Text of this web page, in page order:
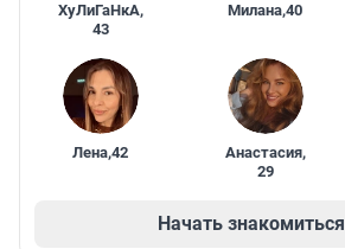
ХуЛиГаНкА,
43
Милана,40
Лена,42 Анастасия,
29
Начать знакомиться